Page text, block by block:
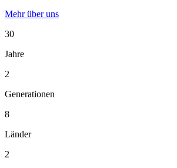
Mehr über uns
30
Jahre
2
Generationen
8
Länder
2